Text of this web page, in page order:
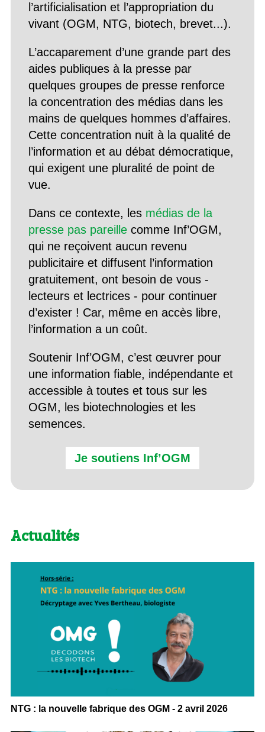
l’artificialisation et l’appropriation du
vivant (OGM, NTG, biotech, brevet...).
L’accaparement d’une grande part des
aides publiques à la presse par
quelques groupes de presse renforce
la concentration des médias dans les
mains de quelques hommes d’affaires.
Cette concentration nuit à la qualité de
l’information et au débat démocratique,
qui exigent une pluralité de point de
vue.
Dans ce contexte, les médias de la
presse pas pareillecomme Inf’OGM,
qui ne reçoivent aucun revenu
publicitaire et diffusent l’information
gratuitement, ont besoin de vous -
lecteurs et lectrices - pour continuer
d’exister ! Car, même en accès libre,
l’information a un coût.
Soutenir Inf’OGM, c’est œuvrer pour
une information fiable, indépendante et
accessible à toutes et tous sur les
OGM, les biotechnologies et les
semences.
Je soutiens Inf’OGM
Actualités
NTG : la nouvelle fabrique des OGM - 2 avril 2026